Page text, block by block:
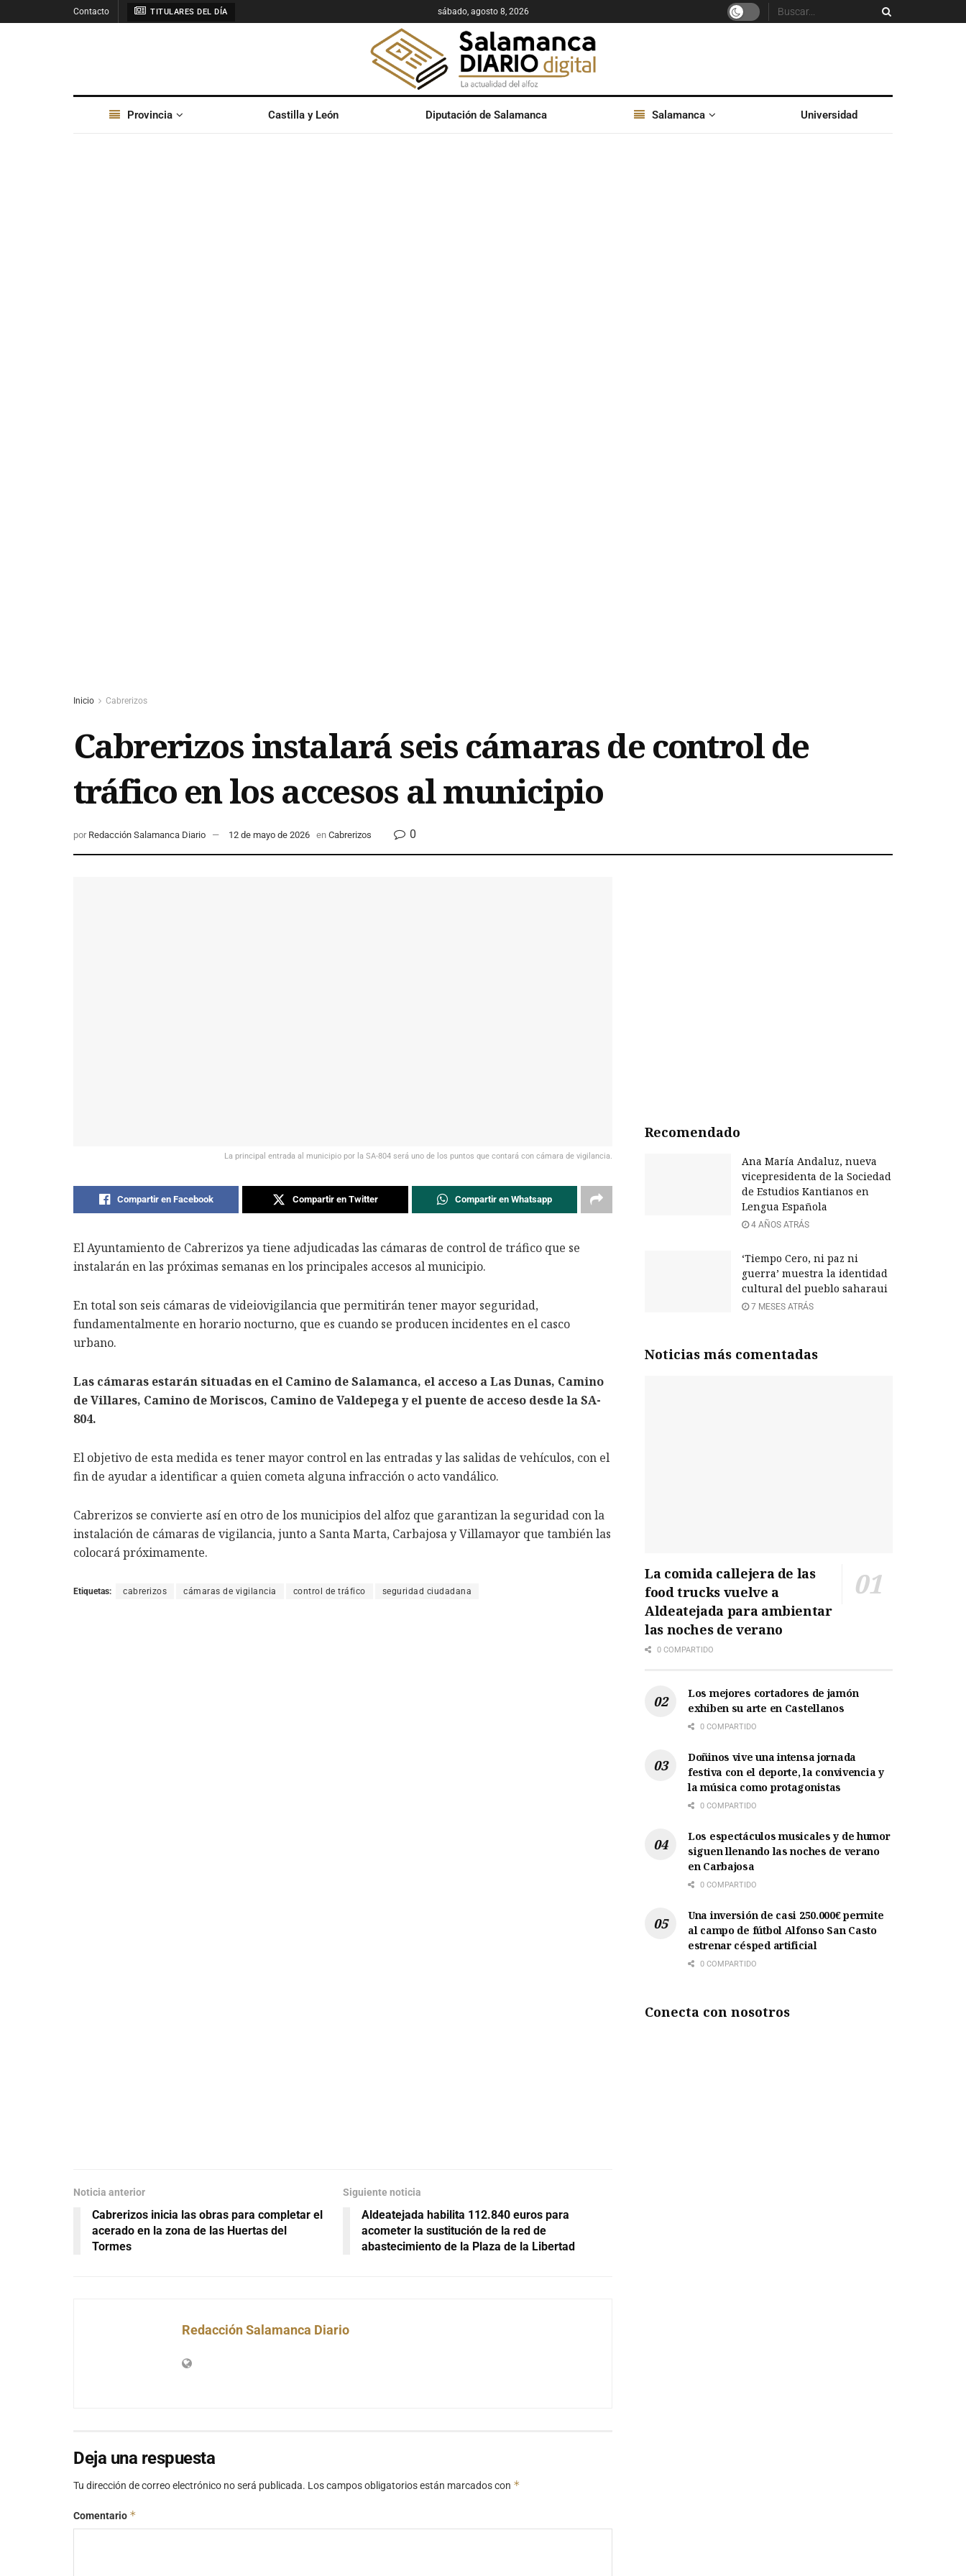
Contacto TITULARES DEL DÍA sábado, agosto 8, 2026
Provincia Castilla y León Diputación de Salamanca Salamanca Universidad
Inicio Cabrerizos
Cabrerizos instalará seis cámaras de control de
tráfico en los accesos al municipio
por Redacción Salamanca Diario 12 de mayo de 2026 en Cabrerizos 0
La principal entrada al municipio por la SA-804 será uno de los puntos que contará con cámara de vigilancia.
Compartir en Facebook Compartir en Twitter Compartir en Whatsapp
El Ayuntamiento de Cabrerizos ya tiene adjudicadas las cámaras de control de tráfico que se
instalarán en las próximas semanas en los principales accesos al municipio.
En total son seis cámaras de videiovigilancia que permitirán tener mayor seguridad,
fundamentalmente en horario nocturno, que es cuando se producen incidentes en el casco
urbano.
Las cámaras estarán situadas en el Camino de Salamanca, el acceso a Las Dunas, Camino
de Villares, Camino de Moriscos, Camino de Valdepega y el puente de acceso desde la SA-
804.
El objetivo de esta medida es tener mayor control en las entradas y las salidas de vehículos, con el
fin de ayudar a identificar a quien cometa alguna infracción o acto vandálico.
Cabrerizos se convierte así en otro de los municipios del alfoz que garantizan la seguridad con la
instalación de cámaras de vigilancia, junto a Santa Marta, Carbajosa y Villamayor que también las
colocará próximamente.
Etiquetas: cabrerizos cámaras de vigilancia control de tráfico seguridad ciudadana
Noticia anterior
Cabrerizos inicia las obras para completar el
acerado en la zona de las Huertas del
Tormes
Siguiente noticia
Aldeatejada habilita 112.840 euros para
acometer la sustitución de la red de
abastecimiento de la Plaza de la Libertad
Redacción Salamanca Diario
Deja una respuesta
Tu dirección de correo electrónico no será publicada. Los campos obligatorios están marcados con *
Comentario *
Recomendado
Ana María Andaluz, nueva
vicepresidenta de la Sociedad
de Estudios Kantianos en
Lengua Española
4 AÑOS ATRÁS
‘Tiempo Cero, ni paz ni
guerra’ muestra la identidad
cultural del pueblo saharaui
7 MESES ATRÁS
Noticias más comentadas
La comida callejera de las
food trucks vuelve a
Aldeatejada para ambientar
las noches de verano
0 COMPARTIDO
Los mejores cortadores de jamón
exhiben su arte en Castellanos
0 COMPARTIDO
Doñinos vive una intensa jornada
festiva con el deporte, la convivencia y
la música como protagonistas
0 COMPARTIDO
Los espectáculos musicales y de humor
siguen llenando las noches de verano
en Carbajosa
0 COMPARTIDO
Una inversión de casi 250.000€ permite
al campo de fútbol Alfonso San Casto
estrenar césped artificial
0 COMPARTIDO
Conecta con nosotros